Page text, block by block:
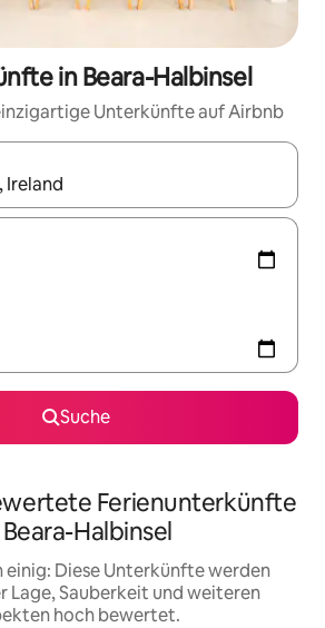
in Beara-Halbinsel
Unterkünfte auf Airbnb
sind, navigiere mit den
Suche
Ferienunterkünfte
Halbinsel
einig: Diese Unterkünfte werden
Lage, Sauberkeit und weiteren
hoch bewertet.